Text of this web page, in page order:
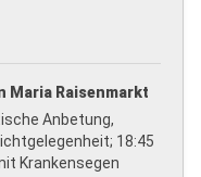
Maria Raisenmarkt
Anbetung,
18:45
Krankensegen